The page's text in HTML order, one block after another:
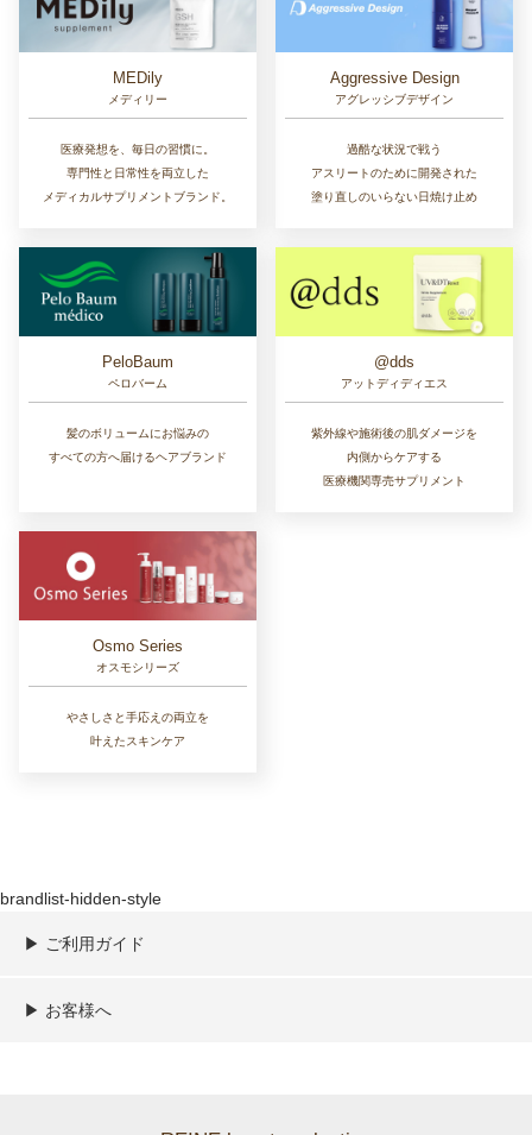
MEDily
メディリー
医療発想を、毎日の習慣に。
専門性と日常性を両立した
メディカルサプリメントブランド。
Aggressive Design
アグレッシブデザイン
過酷な状況で戦う
アスリートのために開発された
塗り直しのいらない日焼け止め
PeloBaum
ペロバーム
髪のボリュームにお悩みの
すべての方へ届けるヘアブランド
@dds
アットディディエス
紫外線や施術後の肌ダメージを
内側からケアする
医療機関専売サプリメント
Osmo Series
オスモシリーズ
やさしさと手応えの両立を
叶えたスキンケア
brandlist-hidden-style
▶︎ ご利用ガイド
ご利用ガイド
決済／配送／送料について
取り扱い商品一覧
顧客情報の取扱について
特定商取引法の表記
▶︎ お客様へ